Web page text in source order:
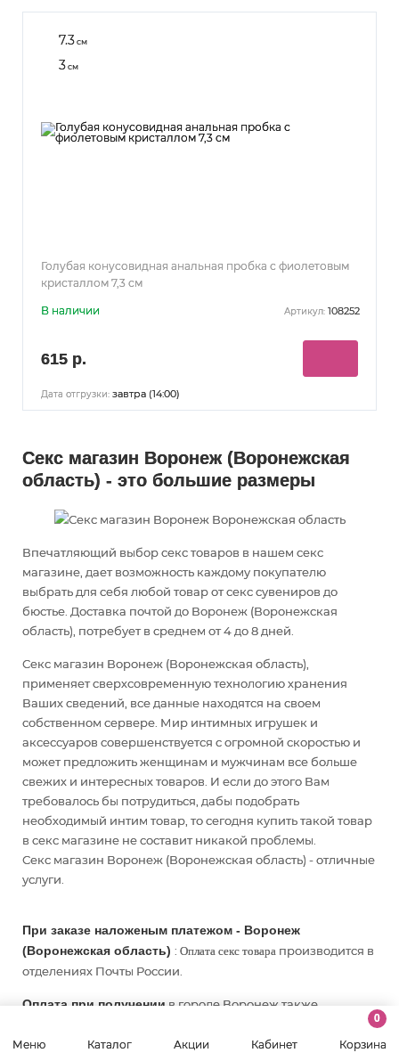
Меню Каталог Акции Кабинет
0
Корзина
7.3см
3см
Голубая конусовидная анальная пробка с фиолетовым
кристаллом 7,3 см
В наличии Артикул: 108252
615 р.
Дата отгрузки: завтра (14:00)
Секс магазин Воронеж (Воронежская
область) - это большие размеры
Впечатляющий выбор секс товаров в нашем секс
магазине, дает возможность каждому покупателю
выбрать для себя любой товар от секс сувениров до
бюстье. Доставка почтой до Воронеж (Воронежская
область), потребует в среднем от 4 до 8 дней.
Секс магазин Воронеж (Воронежская область),
применяет сверхсовременную технологию хранения
Ваших сведений, все данные находятся на своем
собственном сервере. Мир интимных игрушек и
аксессуаров совершенствуется с огромной скоростью и
может предложить женщинам и мужчинам все больше
свежих и интересных товаров. И если до этого Вам
требовалось бы потрудиться, дабы подобрать
необходимый интим товар, то сегодня купить такой товар
в секс магазине не составит никакой проблемы.
Секс магазин Воронеж (Воронежская область) - отличные
услуги.
При заказе наложеным платежом - Воронеж
(Воронежская область) : Оплата секс товара производится в
отделениях Почты России.
Оплата при получении в городе Воронеж также
СДЭК.